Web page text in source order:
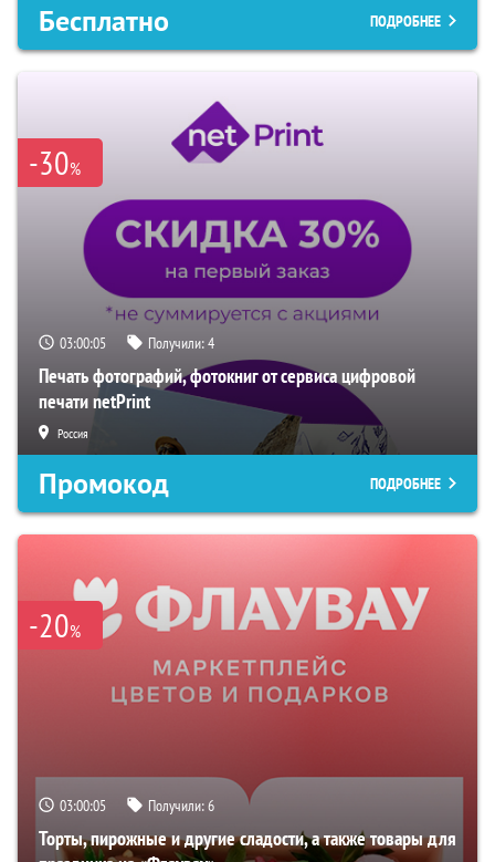
Бесплатно ПОДРОБНЕЕ
-30%
03:00:04 Получили:4
Печать фотографий, фотокниг от сервиса цифровой
печати netPrint
Россия
Промокод ПОДРОБНЕЕ
-20%
03:00:04 Получили:6
Торты, пирожные и другие сладости, а также товары для